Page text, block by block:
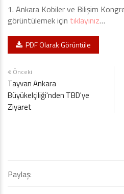
1. Ankara Kobiler ve Bilişim
görüntülemek için tıklayınız…
PDF Olarak Görüntüle
Önceki
Tayvan Ankara
Büyükelçiliği'nden TBD'ye
Ziyaret
Paylaş: